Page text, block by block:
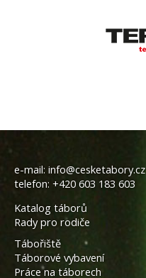
e-mail: info@cesketabory.cz
telefon: +420 603 183 603
Katalog táborů
Rady pro rodiče
Tábořiště
Táborové vybavení
Práce na táborech